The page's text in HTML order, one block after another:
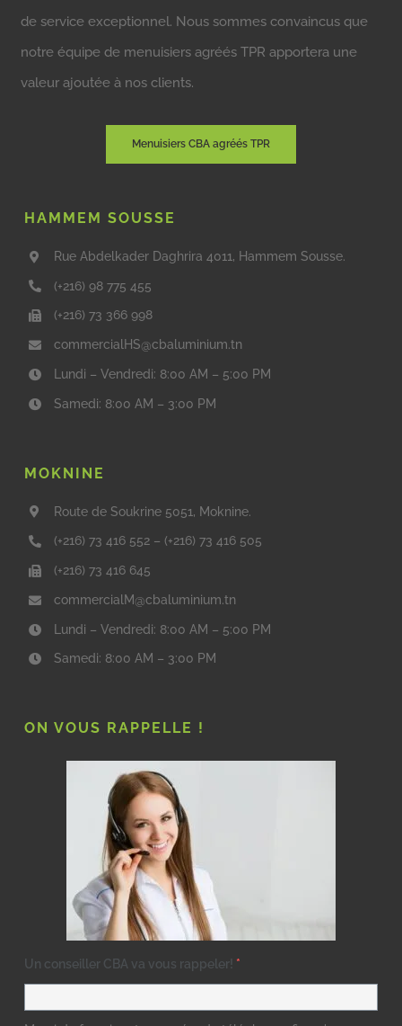
de service exceptionnel. Nous sommes convaincus que
notre équipe de menuisiers agréés TPR apportera une
valeur ajoutée à nos clients.
Menuisiers CBA agréés TPR
HAMMEM SOUSSE
Rue Abdelkader Daghrira 4011, Hammem Sousse.
(+216) 98 775 455
(+216) 73 366 998
commercialHS@cbaluminium.tn
Lundi – Vendredi: 8:00 AM – 5:00 PM
Samedi: 8:00 AM – 3:00 PM
MOKNINE
Route de Soukrine 5051, Moknine.
(+216) 73 416 552 – (+216) 73 416 505
(+216) 73 416 645
commercialM@cbaluminium.tn
Lundi – Vendredi: 8:00 AM – 5:00 PM
Samedi: 8:00 AM – 3:00 PM
ON VOUS RAPPELLE !
Un conseiller CBA va vous rappeler! *